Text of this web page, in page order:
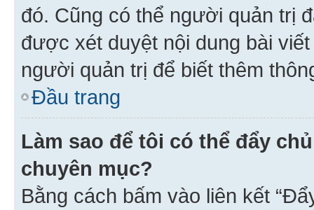
đó. Cũng có thể người quản trị
được xét duyệt nội dung bài
người quản trị để biết thêm
Đầu trang
Làm sao để tôi có thể đẩy
chuyên mục?
Bằng cách bấm vào liên kết